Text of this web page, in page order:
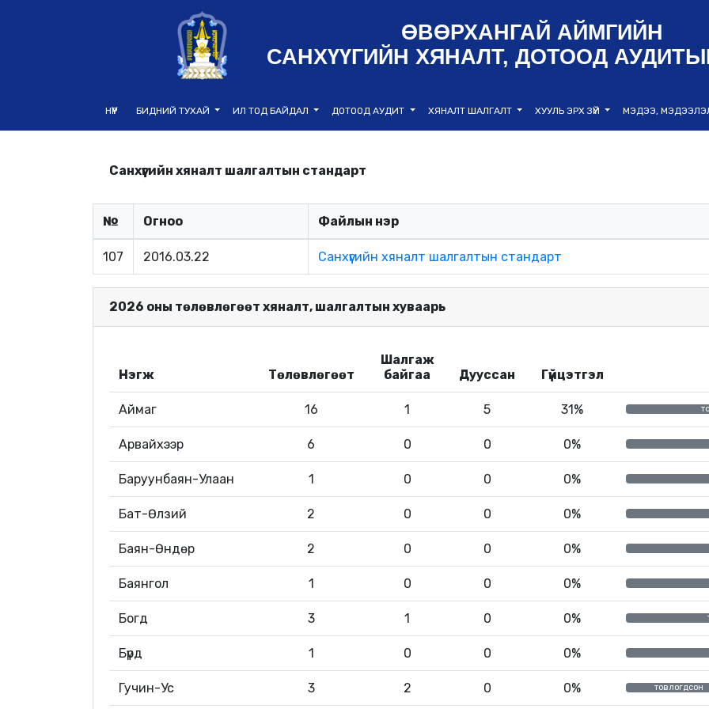
ӨВӨРХАНГАЙ АЙМГИЙН
САНХҮҮГИЙН ХЯНАЛТ, ДОТООД
НҮҮР БИДНИЙ ТУХАЙ ИЛ ТОД БАЙДАЛ ДОТООД АУДИТ ХЯНАЛТ ШАЛГАЛТ ХУУЛЬ ЭРХ ЗҮЙ МЭДЭЭ,
Санхүүгийн хяналт шалгалтын стандарт
№ Огноо Файлын нэр
107 2016.03.22 Санхүүгийн хяналт шалгалтын стандарт
2026 оны төлөвлөгөөт хяналт, шалгалтын хуваарь
Нэгж Төлөвлөгөөт
Шалгаж
байгаа
Дууссан Гүйцэтгэл
Аймаг 16 1 5 31%
Арвайхээр 6 0 0 0%
Баруунбаян-Улаан 1 0 0 0%
Бат-Өлзий 2 0 0 0%
Баян-Өндөр 2 0 0 0%
Баянгол 1 0 0 0%
Богд 3 1 0 0%
Бүрд 1 0 0 0%
Гучин-Ус 3 2 0 0% товлогдсон